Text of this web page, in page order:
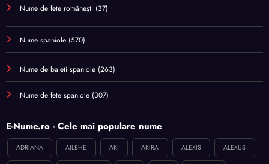
Nume de fete românești (37)
Nume spaniole (570)
Nume de baieti spaniole (263)
Nume de fete spaniole (307)
E-Nume.ro - Cele mai populare nume
ADRIANA AILBHE AKI AKIRA ALEXIS ALEXUS